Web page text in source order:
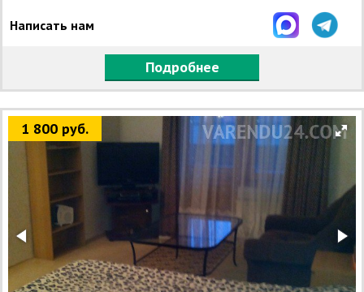
Написать нам
Подробнее
1 800 руб.